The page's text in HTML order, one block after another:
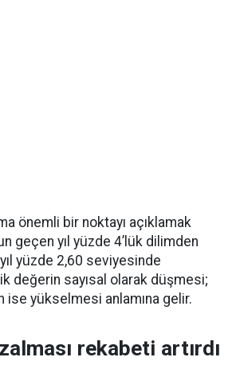
önemli bir noktayı açıklamak
geçen yıl yüzde 4’lük dilimden
yüzde 2,60 seviyesinde
değerin sayısal olarak düşmesi;
yükselmesi anlamına gelir.
rekabeti artırdı